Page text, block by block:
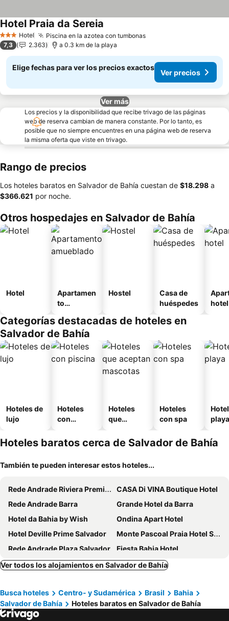
3 Estrellas
Hotel Piscina en la azotea con tumbonas
Hotel Praia da Sereia
7,3 2.363 a 0.3 km de la playa
Elige fechas para ver los precios exactos
Ver precios
Ver más
Los precios y la disponibilidad que recibe trivago de las páginas
web de reserva cambian de manera constante. Por lo tanto, es
posible que no siempre encuentres en una página web de reserva
la misma oferta que viste en trivago.
Rango de precios
Los hoteles baratos en Salvador de Bahía cuestan de ‎$18.298 a
‎$366.621 por noche.
Otros hospedajes en Salvador de Bahía
Hotel
Apartamen
to
o
Hostel
Casa de
huéspedes
hotel
Categorías destacadas de hoteles en
Salvador de Bahía
Hoteles de
lujo
Hoteles
con
Hoteles
que
mascotas
Hoteles
con spa
playa
Hoteles baratos cerca de Salvador de Bahía
También te pueden interesar estos hoteles...
Rede Andrade Riviera Premium
CASA Di VINA Boutique Hotel
Rede Andrade Barra
Grande Hotel da Barra
Hotel da Bahia by Wish
Ondina Apart Hotel
Hotel Deville Prime Salvador
Monte Pascoal Praia Hotel Salvador
Rede Andrade Plaza Salvador
Fiesta Bahia Hotel
Portobello Ondina Praia
Rede Andrade Mar Hotel
Novotel Salvador Rio Vermelho
Pisa Plaza Hotel
Catussaba Business
Hotel Porto Salvador
Ver todos los alojamientos en Salvador de Bahía
Busca hoteles Centro- y Sudamérica Brasil
Bahia
Salvador de Bahía
Hoteles baratos en Salvador de Bahía